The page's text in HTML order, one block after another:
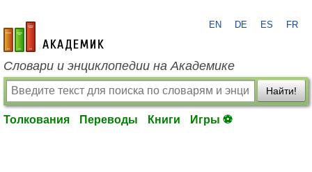
academic.ru
EN DE ES FR
Словари и энциклопедии на Академике
Найти!
Толкования Переводы Книги Игры ⚽